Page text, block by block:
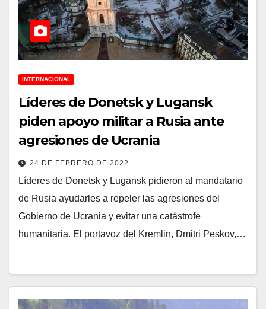
INTERNACIONAL
Líderes de Donetsk y Lugansk
piden apoyo militar a Rusia ante
agresiones de Ucrania
24 DE FEBRERO DE 2022
Líderes de Donetsk y Lugansk pidieron al mandatario
de Rusia ayudarles a repeler las agresiones del
Gobierno de Ucrania y evitar una catástrofe
humanitaria. El portavoz del Kremlin, Dmitri Peskov,…